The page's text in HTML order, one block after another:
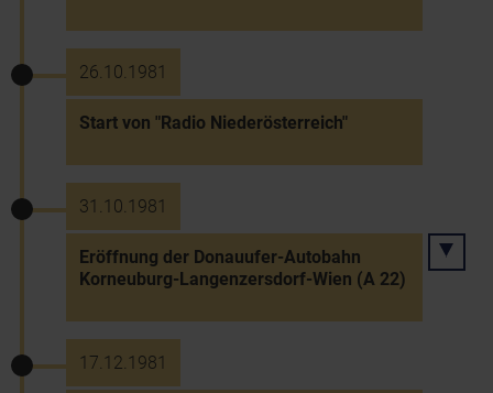
26.10.1981
Start von "Radio Niederösterreich"
31.10.1981
Eröffnung der Donauufer-Autobahn
Korneuburg-Langenzersdorf-Wien (A 22)
17.12.1981